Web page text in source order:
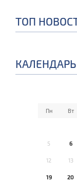
ТОП
Пн Вт
5 6
12 13
19 20